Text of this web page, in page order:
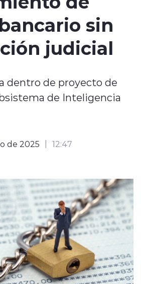
claro
sin
judicial
dentro de proyecto de
de Inteligencia
de 2025 12:47